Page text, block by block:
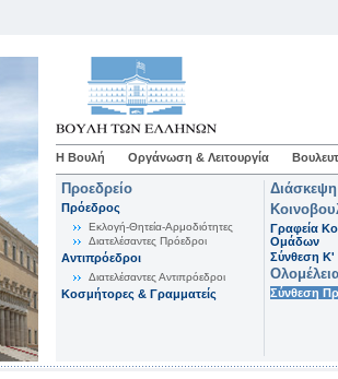
Η Βουλή Οργάνωση & Λειτουργία
Προεδρείο
Πρόεδρος
Εκλογή-Θητεία-Αρμοδιότητες
Διατελέσαντες Πρόεδροι
Αντιπρόεδροι
Διατελέσαντες Αντιπρόεδροι
Κοσμήτορες & Γραμματείς
Γραφεία
Ομάδων
Σύνθεση K'
Σύνθεση